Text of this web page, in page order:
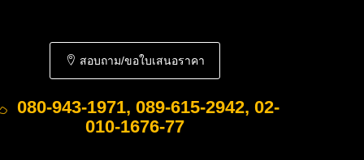
สอบถาม/ขอใบเสนอราคา
080-943-1971, 089-615-2942, 02-
010-1676-77